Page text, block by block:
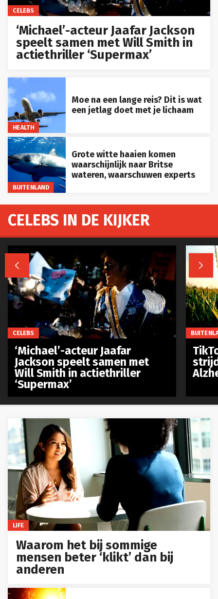
CELEBS
‘Michael’-acteur Jaafar Jackson
speelt samen met Will Smith in
actiethriller ‘Supermax’
HEALTH
Moe na een lange reis? Dit is wat
een jetlag doet met je lichaam
BUITENLAND
Grote witte haaien komen
waarschijnlijk naar Britse
wateren, waarschuwen experts
LIFE
Waarom het bij sommige
mensen beter ‘klikt’ dan bij
anderen
CELEBS IN DE KIJKER
 
CELEBS
‘Michael’-acteur Jaafar
Jackson speelt samen met
Will Smith in actiethriller
‘Supermax’